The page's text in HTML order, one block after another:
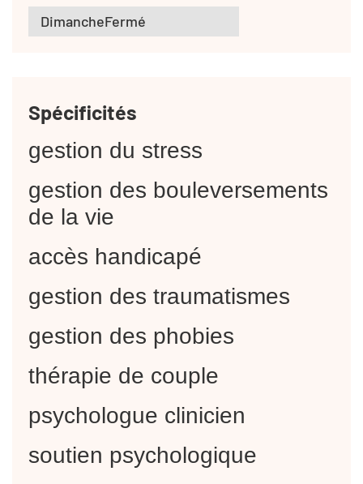
DimancheFermé
Spécificités
gestion du stress
gestion des bouleversements
de la vie
accès handicapé
gestion des traumatismes
gestion des phobies
thérapie de couple
psychologue clinicien
soutien psychologique